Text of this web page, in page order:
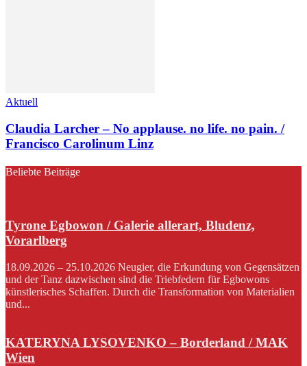
Aktuell
Claudia Larcher – No applause. no life. no pain. /
Francisco Carolinum Linz
Beliebte Beiträge
Tyrone Egbowon / Galerie allerart, Bludenz,
Vorarlberg
18.09.2026 – 25.10.2026 Neugier, die Erkundung von Gegensätzen
und der Tanz dazwischen sind die Triebfedern für Egbowons
künstlerisches Schaffen. Durch die Transformation von Materialien
und...
KATERYNA LYSOVENKO – Borderland / MAK
Wien